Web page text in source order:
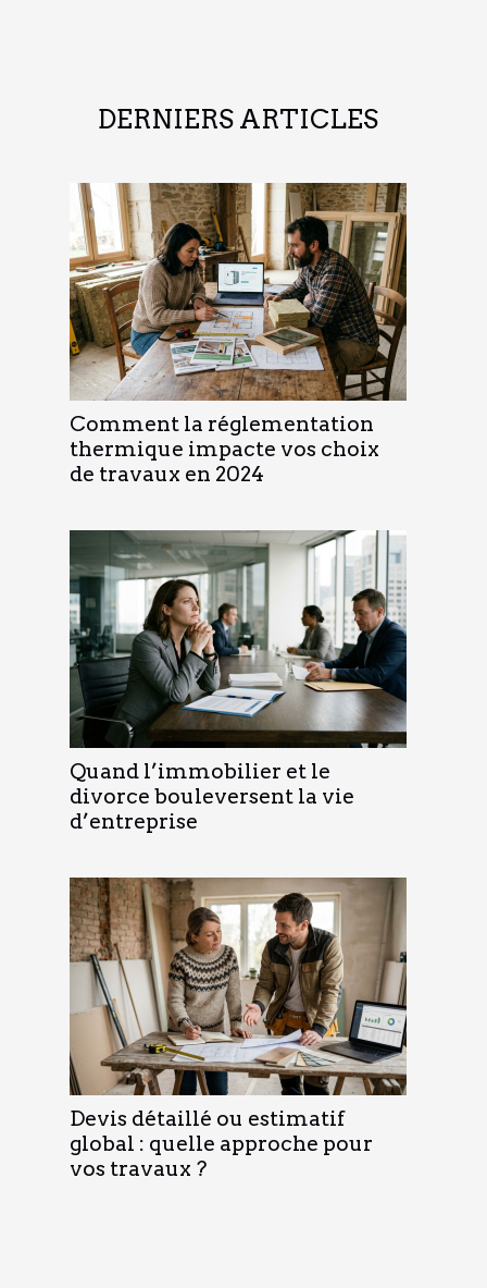
DERNIERS ARTICLES
Comment la réglementation
thermique impacte vos choix
de travaux en 2024
Quand l’immobilier et le
divorce bouleversent la vie
d’entreprise
Devis détaillé ou estimatif
global : quelle approche pour
vos travaux ?